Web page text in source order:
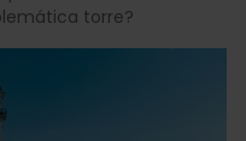
torre?